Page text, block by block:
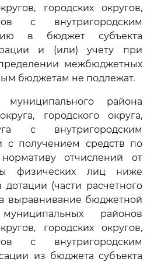
городских округов,
с внутригородским
в бюджет субъекта
и (или) учету при
межбюджетных
бюджетам не подлежат.
района
городского округа,
с внутригородским
с получением средств по
отчислений от
физических лиц ниже
дотации (части расчетного
выравнивание бюджетной
районов
городских округов,
с внутригородским
из бюджета субъекта